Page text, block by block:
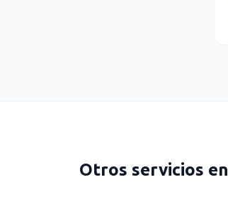
Otros servicios en